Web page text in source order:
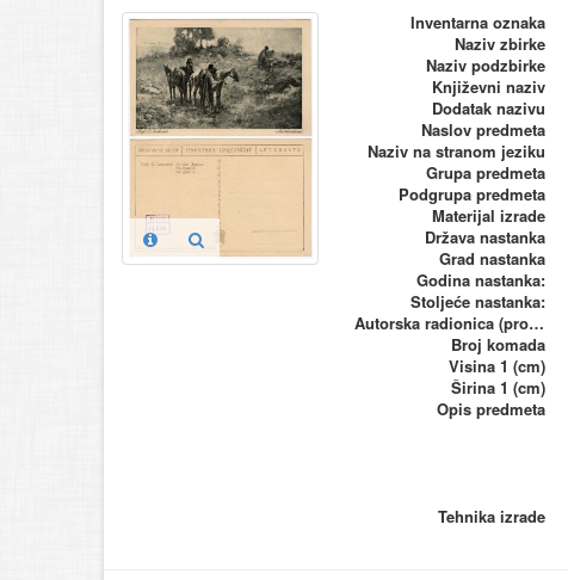
Inventarna oznaka
Naziv zbirke
Naziv podzbirke
Književni naziv
Dodatak nazivu
Naslov predmeta
Naziv na stranom jeziku
Grupa predmeta
Podgrupa predmeta
Materijal izrade
Država nastanka
Grad nastanka
Godina nastanka:
Stoljeće nastanka:
Autorska radionica (proizvođač)
Broj komada
Visina 1 (cm)
Širina 1 (cm)
Opis predmeta
Tehnika izrade